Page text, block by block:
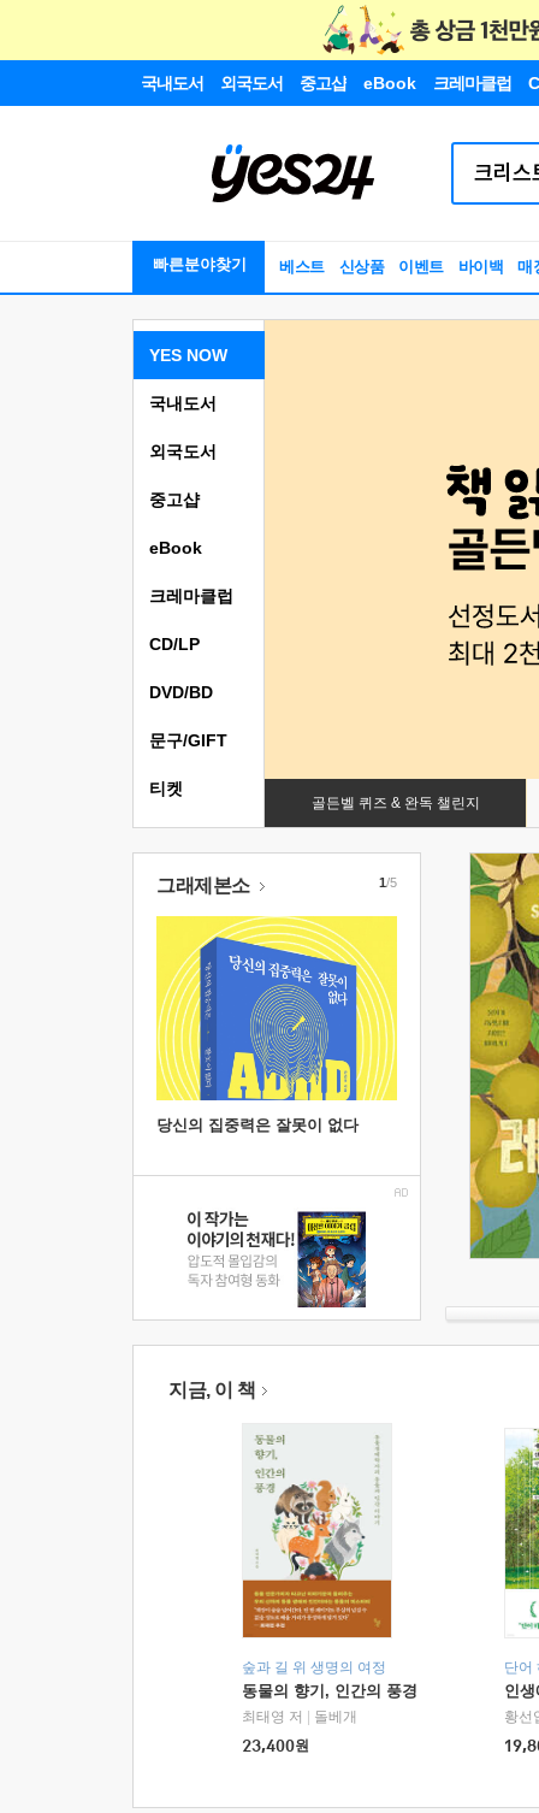
국내도서 외국도서 중고샵 eBook 크레마클럽
빠른분야찾기 베스트 신상품 이벤트 바이백 매
YES NOW
골든벨 퀴즈 & 완독 챌린지
국내도서
외국도서
중고샵
eBook
크레마클럽
CD/LP
DVD/BD
문구/GIFT
티켓
그래제본소
당신의 집중력은 잘못이 없다
1/5
지금, 이 책
숲과 길 위 생명의 여정
동물의 향기, 인간의 풍경
최태영 저
돌베개
23,400원
단어
인
황선